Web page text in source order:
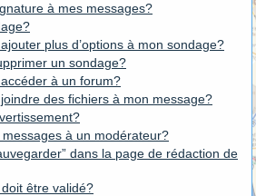
à mes messages?
plus d’options à mon sondage?
un sondage?
à un forum?
des fichiers à mon message?
à un modérateur?
dans la page de rédaction de
être validé?